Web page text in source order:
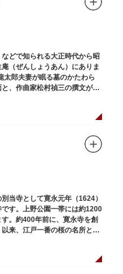
どで知られる大正時代から昭
（ぜんしょうあん）にありま
太郎夫妻が眠る墓のかたわら
、作曲家松村禎三の撰文が浮
当寺として寛永元年（1624）
す。上野公園一帯には約1200
。約400年前に、寛永寺を創
来、江戸一番の桜の名所とし